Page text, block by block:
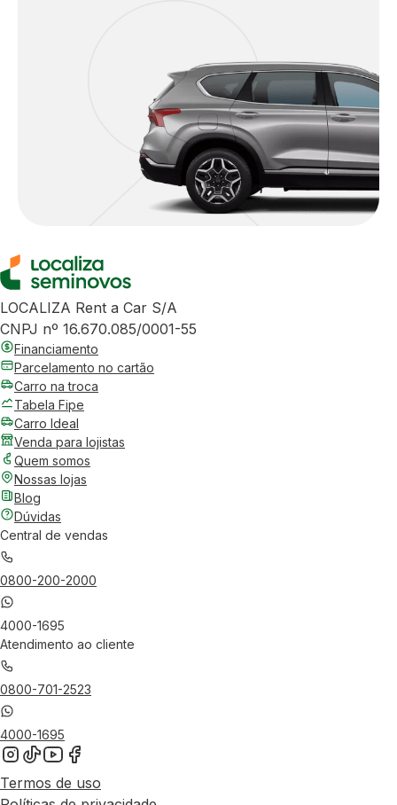
LOCALIZA Rent a Car S/A
CNPJ nº 16.670.085/0001-55
Financiamento
Parcelamento no cartão
Carro na troca
Tabela Fipe
Carro Ideal
Venda para lojistas
Quem somos
Nossas lojas
Blog
Dúvidas
Central de vendas
0800-200-2000
4000-1695
Atendimento ao cliente
0800-701-2523
4000-1695
Termos de uso